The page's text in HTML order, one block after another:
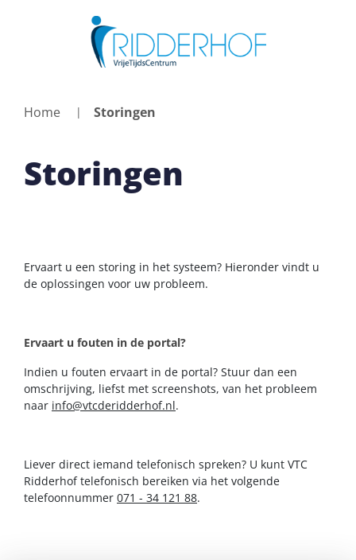
Home Storingen
Storingen
Ervaart u een storing in het systeem? Hieronder vindt u
de oplossingen voor uw probleem.
Ervaart u fouten in de portal?
Indien u fouten ervaart in de portal? Stuur dan een
omschrijving, liefst met screenshots, van het probleem
naar info@vtcderidderhof.nl.
Liever direct iemand telefonisch spreken? U kunt VTC
Ridderhof telefonisch bereiken via het volgende
telefoonnummer 071 - 34 121 88.